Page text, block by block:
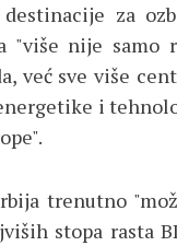
za
"više nije samo
već sve više
i
trenutno
stopa rasta